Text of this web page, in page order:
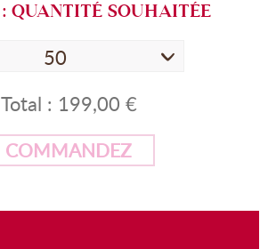
: QUANTITÉ SOUHAITÉE
50
Total : 199,00 €
COMMANDEZ